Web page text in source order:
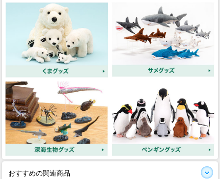
おすすめの関連商品